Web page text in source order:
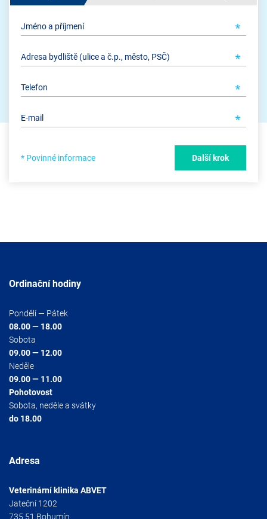
* Povinné informace Další krok
Ordinační hodiny
Pondělí — Pátek
08.00 — 18.00
Sobota
09.00 — 12.00
Neděle
09.00 — 11.00
Pohotovost
Sobota, neděle a svátky
do 18.00
Adresa
Veterinární klinika ABVET
Jateční 1202
735 51 Bohumín